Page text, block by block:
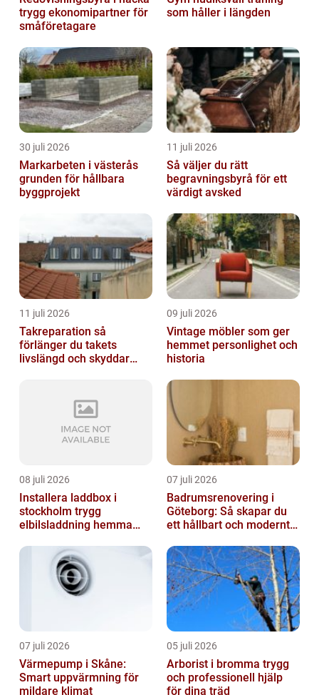
trygg ekonomipartner för
småföretagare
som håller i längden
30 juli 2026
Markarbeten i västerås
grunden för hållbara
byggprojekt
11 juli 2026
Så väljer du rätt
begravningsbyrå för ett
värdigt avsked
11 juli 2026
Takreparation så
förlänger du takets
livslängd och skyddar
09 juli 2026
Vintage möbler som ger
hemmet personlighet och
historia
08 juli 2026
Installera laddbox i
stockholm trygg
elbilsladdning hemma
07 juli 2026
Badrumsrenovering i
Göteborg: Så skapar du
ett hållbart och modernt
07 juli 2026
Värmepump i Skåne:
Smart uppvärmning för
mildare klimat
05 juli 2026
Arborist i bromma trygg
och professionell hjälp
för dina träd